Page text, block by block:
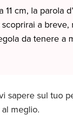
11 cm, la parola
a
da tenere a
sapere sul tuo
meglio.